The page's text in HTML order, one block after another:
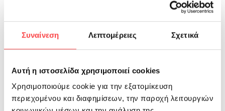
Συναίνεση Λεπτομέρειες Σχετικά
Αυτή η ιστοσελίδα χρησιμοποιεί cookies
Χρησιμοποιούμε cookie για την εξατομίκευση
περιεχομένου και διαφημίσεων, την παροχή λειτουργιών
Εμφιαλώσεων ΒΙΚΟΣ Α.Ε.
Η Ηπειρωτική Βιομηχανία Εμφιαλώσεων
Α.Ε.
είναι μία οικογενειακή επιχείρηση, η οποία
ιδρύθηκε το 1990 και αποτελεί μία από τις